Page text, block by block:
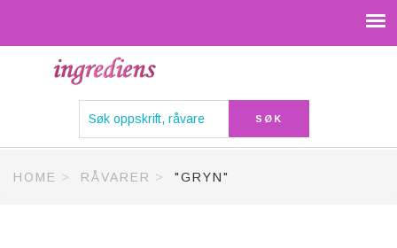
HOME RÅVARER "GRYN"